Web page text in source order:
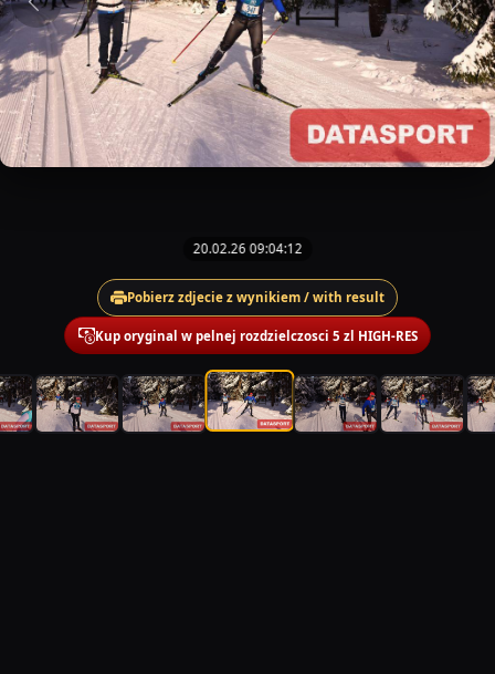
20.02.26 09:04:12
Pobierz zdjecie z wynikiem / with result
Kup oryginal w pelnej rozdzielczosci 5 zl HIGH-RES